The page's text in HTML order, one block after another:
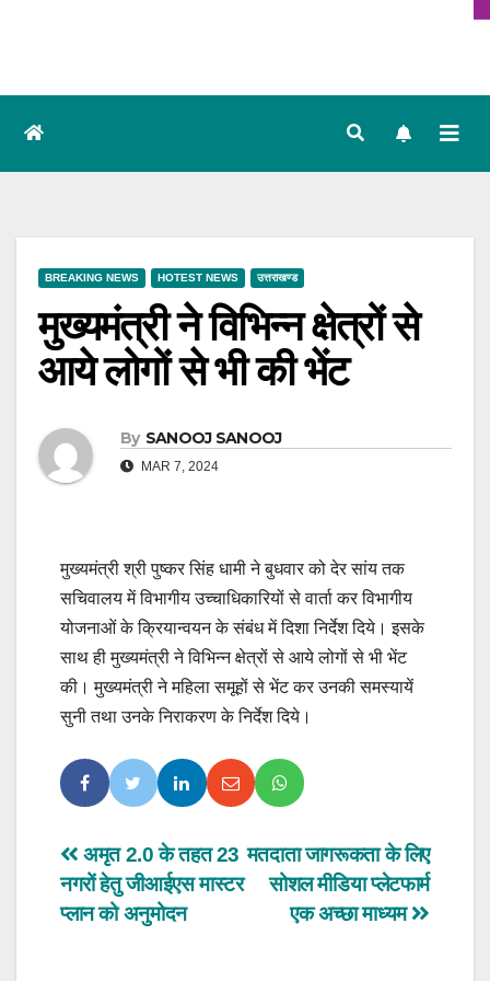
BREAKING NEWS HOTEST NEWS उत्तराखण्ड
मुख्यमंत्री ने विभिन्न क्षेत्रों से
आये लोगों से भी की भेंट
By SANOOJ SANOOJ
MAR 7, 2024
मुख्यमंत्री श्री पुष्कर सिंह धामी ने बुधवार को देर सांय तक
सचिवालय में विभागीय उच्चाधिकारियों से वार्ता कर विभागीय
योजनाओं के क्रियान्वयन के संबंध में दिशा निर्देश दिये। इसके
साथ ही मुख्यमंत्री ने विभिन्न क्षेत्रों से आये लोगों से भी भेंट
की। मुख्यमंत्री ने महिला समूहों से भेंट कर उनकी समस्यायें
सुनी तथा उनके निराकरण के निर्देश दिये।
Post
navigation
मतदाता जागरूकता के लिए
सोशल मीडिया प्लेटफार्म
एक अच्छा माध्यम
अमृत 2.0 के तहत 23
नगरों हेतु जीआईएस मास्टर
प्लान को अनुमोदन